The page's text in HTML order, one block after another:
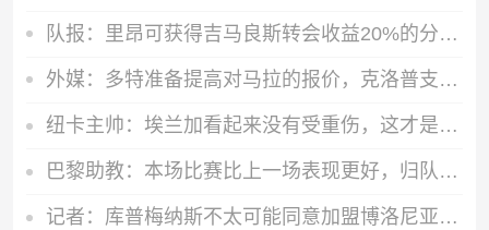
队报：里昂可获得吉马良斯转会收益20%的分成，大约为750万欧元
外媒：多特准备提高对马拉的报价，克洛普支持这桩转会
纽卡主帅：埃兰加看起来没有受重伤，这才是今晚最重要的
巴黎助教：本场比赛比上一场表现更好，归队国脚可参加欧洲超级杯
记者：库普梅纳斯不太可能同意加盟博洛尼亚，此前已拒绝土超球队